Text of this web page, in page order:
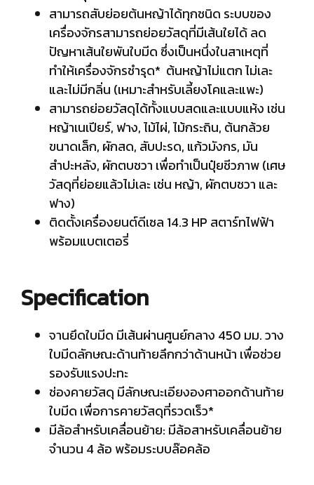
สามารถสับย่อยต้นหญ้าได้ทุกชนิด ระบบของ
เครื่องจักรสามารถย่อยวัสดุที่มีเส้นใยได้ ลด
ปัญหาเส้นใยพันใบมีด ซึ่งเป็นหนึ่งในสาเหตุที่
ทำให้เครื่องจักรชำรุด* ต้นหญ้าไม่แตก ไม่เละ
และไม่มีกลิ่น (เหมาะสำหรับเลี้ยงโคและแพะ)
สามารถย่อยวัสดุได้ทั้งแบบสดและแบบแห้ง เช่น
หญ้าเนเปียร์, ฟาง, ไม้ไผ่, ไม้กระถิน, ต้นกล้วย
ขนาดเล็ก, ผักสด, สับปะรด, แก้วมังกร, มัน
สำปะหลัง, ผักตบชวา เพื่อทำเป็นปุ๋ยชีวภาพ (เศษ
วัสดุที่ย่อยแล้วไม่เละ เช่น หญ้า, ผักตบชวา และ
ฟาง)
ติดตั้งเครื่องยนต์ดีเซล 14.3 HP สตาร์ทไฟฟ้า
พร้อมแบตเตอรี่
Specification
จานยึดใบมีด มีเส้นผ่านศูนย์กลาง 450 มม. วาง
ใบมีดลักษณะด้านท้ายลึกกว่าด้านหน้า เพื่อช่วย
รองรับแรงปะทะ
ช่องคายวัสดุ มีลักษณะเอียงองศาออกด้านท้าย
ใบมีด เพื่อการคายวัสดุที่รวดเร็ว*
มีล้อสําหรับเคลื่อนย้าย: มีล้อสาหรับเคลื่อนย้าย
จำนวน 4 ล้อ พร้อมระบบล๊อคล้อ